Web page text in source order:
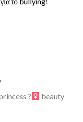
?‍
beauty